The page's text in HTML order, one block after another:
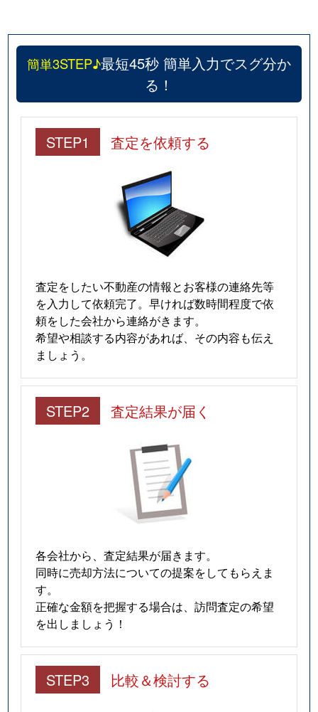
簡単3STEP♪最短45秒 簡単入力でスグ分か
る！
STEP1 査定を依頼する
査定をしたい不動産の情報とお客様の連絡先等
を入力して依頼完了。早ければ数時間程度で依
頼をした会社から連絡がきます。
希望や相談する内容があれば、その内容も伝え
ましょう。
STEP2 査定結果が届く
各会社から、査定結果が届きます。
同時に売却方法についての提案をしてもらえま
す。
正確な金額を把握する場合は、訪問査定の希望
を出しましょう！
STEP3 比較＆検討する